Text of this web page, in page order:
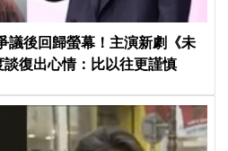
議後回歸螢幕！主演新劇《未
復出心情：比以往更謹慎